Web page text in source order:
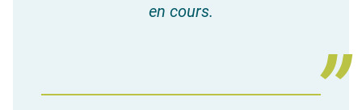
en cours.